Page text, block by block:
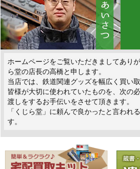
ホームページをご覧いただきましてあり
ら堂の店長の高橋と申します。
当店では、鉄道関連グッズを幅広く買い
皆様が大切に使われていたものを、次の
渡しをするお手伝いをさせて頂きます。
「くじら堂」に頼んで良かったと言われ
す。